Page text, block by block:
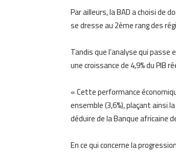
Par ailleurs, la BAD a choisi de
se dresse au 2ème rang des
Tandis que l’analyse qui
une croissance de 4,9% du PIB
« Cette performance
ensemble (3,6%), plaçant ainsi
déduire de la Banque africaine
En ce qui concerne la